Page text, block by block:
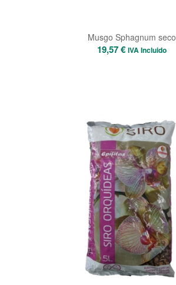
Musgo Sphagnum seco
19,57€ IVA Incluido